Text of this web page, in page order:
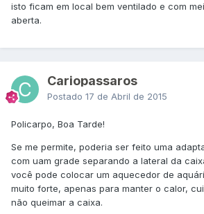
isto ficam em local bem ventilado e com
aberta.
Cariopassaros
Postado 17 de Abril de 2015
Policarpo, Boa Tarde!
Se me permite, poderia ser feito uma
com uam grade separando a lateral da
você pode colocar um aquecedor de
muito forte, apenas para manter o calor,
não queimar a caixa.